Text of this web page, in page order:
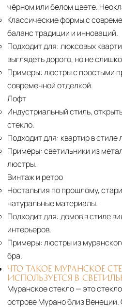
чёрном или белом цвете.
Классические формы с
баланс традиции и инноваций.
Подходит для: люксовых
выглядеть дорого, но не
Примеры: люстры с простыми
современной отделкой.
Лофт
Индустриальный стиль,
стекло.
Подходит для: квартир в стиле
Примеры: светильники из
люстры.
Винтаж и ретро
Ностальгия по прошлому,
натуральные материалы.
Подходит для: домов в стиле
интерьеров.
Примеры: люстры из
бра.
ЧТО ТАКОЕ МУРАНСКОЕ
ИСПОЛЬЗУЕТСЯ В
Муранское стекло — это
острове Мурано близ Венеции.